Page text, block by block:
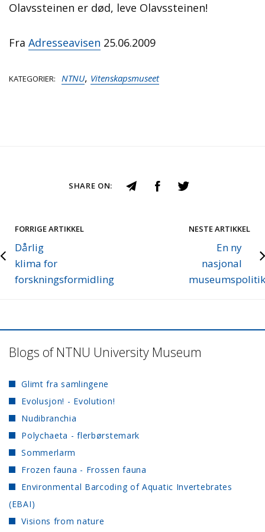
Olavssteinen er død, leve Olavssteinen!
Fra Adresseavisen 25.06.2009
KATEGORIER NTNU, Vitenskapsmuseet
SHARE ON:
FORRIGE ARTIKKEL
Dårlig
klima for
forskningsformidling
NESTE ARTIKKEL
En ny
nasjonal
Blogs of NTNU University Museum
Glimt fra samlingene
Evolusjon! - Evolution!
Nudibranchia
Polychaeta - flerbørstemark
Sommerlarm
Frozen fauna - Frossen fauna
Environmental Barcoding of Aquatic Invertebrates
(EBAI)
Visions from nature